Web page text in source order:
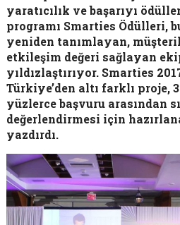
yaratıcılık ve başarıyı
programı Smarties Ödülleri,
yeniden tanımlayan,
etkileşim değeri sağlayan
yıldızlaştırıyor. Smarties
Türkiye’den altı farklı proje,
yüzlerce başvuru arasından
değerlendirmesi için
yazdırdı.